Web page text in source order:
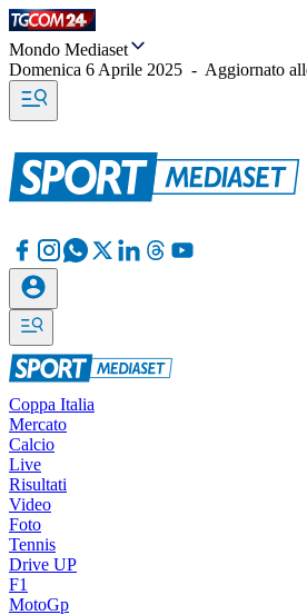
Mondo Mediaset
Domenica 6 Aprile 2025 - Aggiornato
Coppa Italia
Mercato
Calcio
Live
Risultati
Video
Foto
Tennis
Drive UP
F1
MotoGp